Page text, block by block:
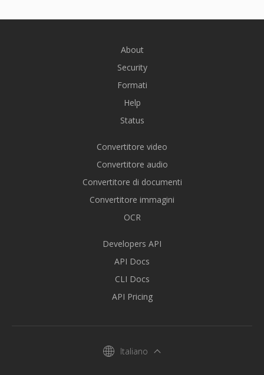
About
Security
Formati
Help
Status
Convertitore video
Convertitore audio
Convertitore di documenti
Convertitore immagini
OCR
Developers API
API Docs
CLI Docs
API Pricing
Italiano